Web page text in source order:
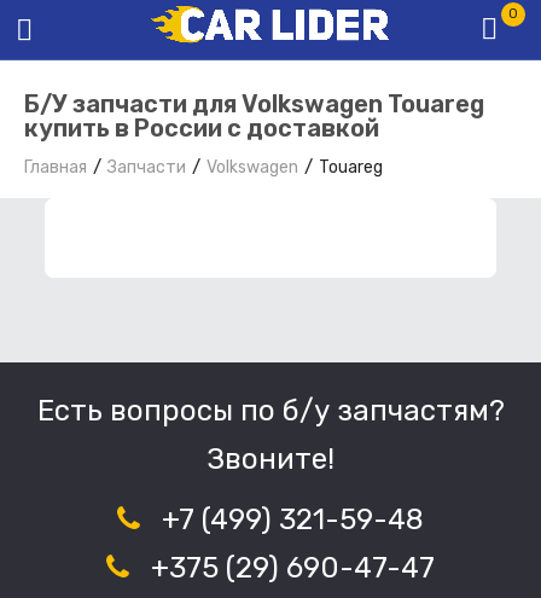
0
Б/У запчасти для Volkswagen Touareg
купить в России с доставкой
Главная Запчасти Volkswagen Touareg
Есть вопросы по б/у запчастям?
Звоните!
+7 (499) 321-59-48
+375 (29) 690-47-47